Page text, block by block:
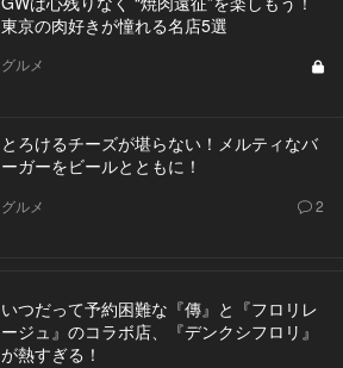
東京の肉好きが憧れる名店5選
グルメ
とろけるチーズが堪らない！メルティなバ
ーガーをビールとともに！
グルメ 2
いつだって予約困難な『傳』と『フロリレ
ージュ』のコラボ店、『デンクシフロリ』
が熱すぎる！